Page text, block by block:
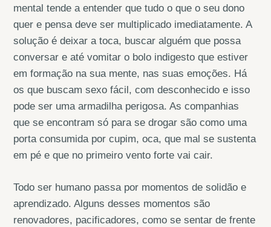
mental tende a entender que tudo o que o seu dono
quer e pensa deve ser multiplicado imediatamente. A
solução é deixar a toca, buscar alguém que possa
conversar e até vomitar o bolo indigesto que estiver
em formação na sua mente, nas suas emoções. Há
os que buscam sexo fácil, com desconhecido e isso
pode ser uma armadilha perigosa. As companhias
que se encontram só para se drogar são como uma
porta consumida por cupim, oca, que mal se sustenta
em pé e que no primeiro vento forte vai cair.
Todo ser humano passa por momentos de solidão e
aprendizado. Alguns desses momentos são
renovadores, pacificadores, como se sentar de frente